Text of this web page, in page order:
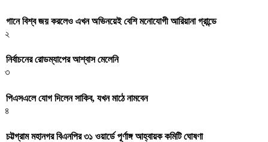
গানে বিশ্ব জয় করলেও এখন অভিনয়েই বেশি মনোযোগী আরিয়ানা গ্রান্ডে
২
নির্বাচনের রোডম্যাপের আশ্বাস মেলেনি
৩
পিএসএলে যোগ দিলেন সাকিব, যখন মাঠে নামবেন
৪
চট্টগ্রাম মহানগর বিএনপির ৩১ ওয়ার্ডে পূর্ণাঙ্গ আহ্বায়ক কমিটি ঘোষণা